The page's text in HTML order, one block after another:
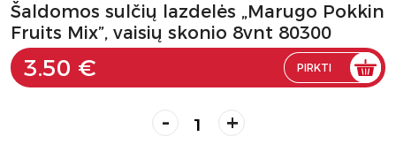
Šaldomos sulčių lazdelės „Marugo Pokkin
Fruits Mix”, vaisių skonio 8vnt 80300
3.50 € PIRKTI
- +